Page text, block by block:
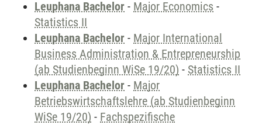
Leuphana Bachelor - Major Economics -
Statistics II
Leuphana Bachelor - Major International
Business Administration & Entrepreneurship
(ab Studienbeginn WiSe 19/20) - Statistics II
Leuphana Bachelor - Major
Betriebswirtschaftslehre (ab Studienbeginn
WiSe 19/20) - Fachspezifische